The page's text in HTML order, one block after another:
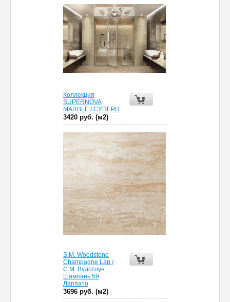
Коллекция
SUPERNOVA
MARBLE / СУПЕРН
3420 руб. (м2)
S.M. Woodstone
Champagne Lap /
С.М. Вудстоун
Шампань 59
Лаппато
3696 руб. (м2)